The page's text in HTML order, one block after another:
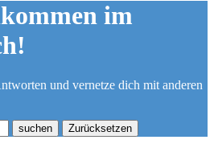
im
und vernetze dich mit anderen
Zurücksetzen